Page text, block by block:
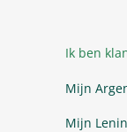
Ik ben
Mijn
Mijn